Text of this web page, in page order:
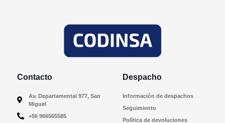
Contacto
Av. Departamental 977, San
Miguel
+56 966565585
Despacho
Información de despachos
Seguimiento
Política de devoluciones